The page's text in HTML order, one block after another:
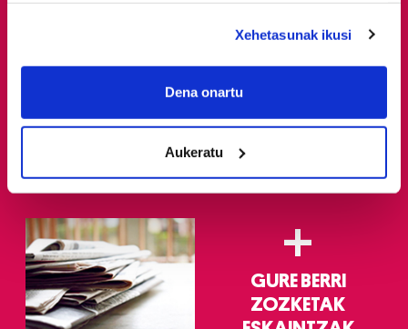
If you allow, we would also like to:
Collect information about your geographical
meters
Identify your device by actively scanning it for
specific characteristics (fingerprinting)
and set your preferences in the
Guk eta gure bazkideek zure datu pertsonalak
prozesatzen ditugu, zure IP zenbakia, besteak beste,
teknologia erabiliz, cookieak adibidez, iragarki eta eduki
Xehetasunak ikusi
Dena onartu
Aukeratu
Eskaintzak Gure berri.
Dinamitarekin' ibilaldi
historikoa, 36ko
+
GURE BERRI
ZOZKETAK